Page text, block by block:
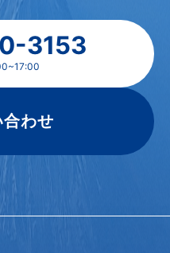
3153
わせ